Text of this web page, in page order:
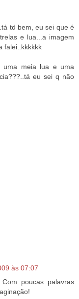
td bem, eu sei que é
e lua...a imagem
falei..kkkkkk
uma meia lua e uma
eu sei q não
às 07:07
poucas palavras